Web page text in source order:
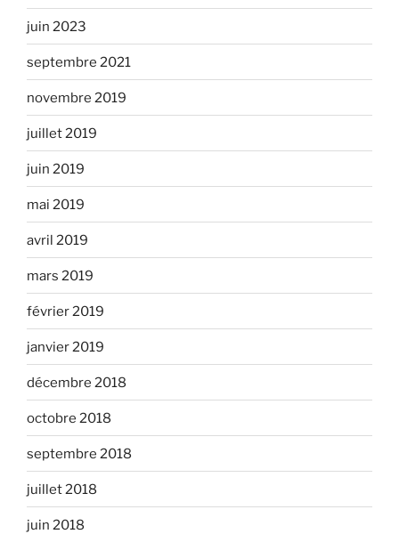
juin 2023
septembre 2021
novembre 2019
juillet 2019
juin 2019
mai 2019
avril 2019
mars 2019
février 2019
janvier 2019
décembre 2018
octobre 2018
septembre 2018
juillet 2018
juin 2018